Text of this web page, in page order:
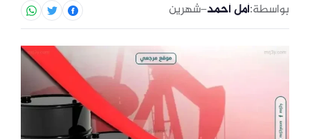
بواسطة:أمل أحمد–شهرين